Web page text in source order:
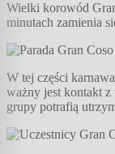
Wielki korowód
minutach zamienia
W tej części
ważny jest kontakt z
grupy potrafią